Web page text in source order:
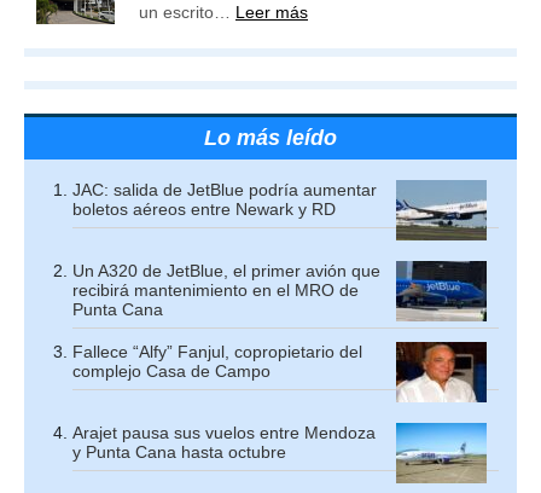
un escrito… Leer más
Lo más leído
JAC: salida de JetBlue podría aumentar
boletos aéreos entre Newark y RD
Un A320 de JetBlue, el primer avión que
recibirá mantenimiento en el MRO de
Punta Cana
Fallece “Alfy” Fanjul, copropietario del
complejo Casa de Campo
Arajet pausa sus vuelos entre Mendoza
y Punta Cana hasta octubre